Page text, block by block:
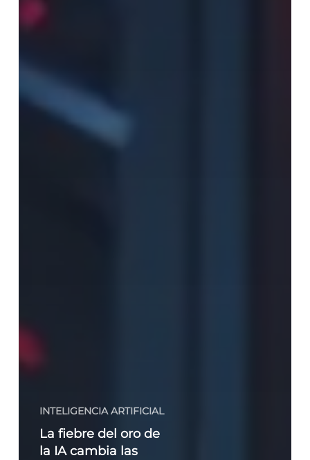
INTELIGENCIA ARTIFICIAL
La fiebre del oro de
la IA cambia las